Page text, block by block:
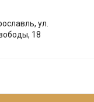
ул.
18